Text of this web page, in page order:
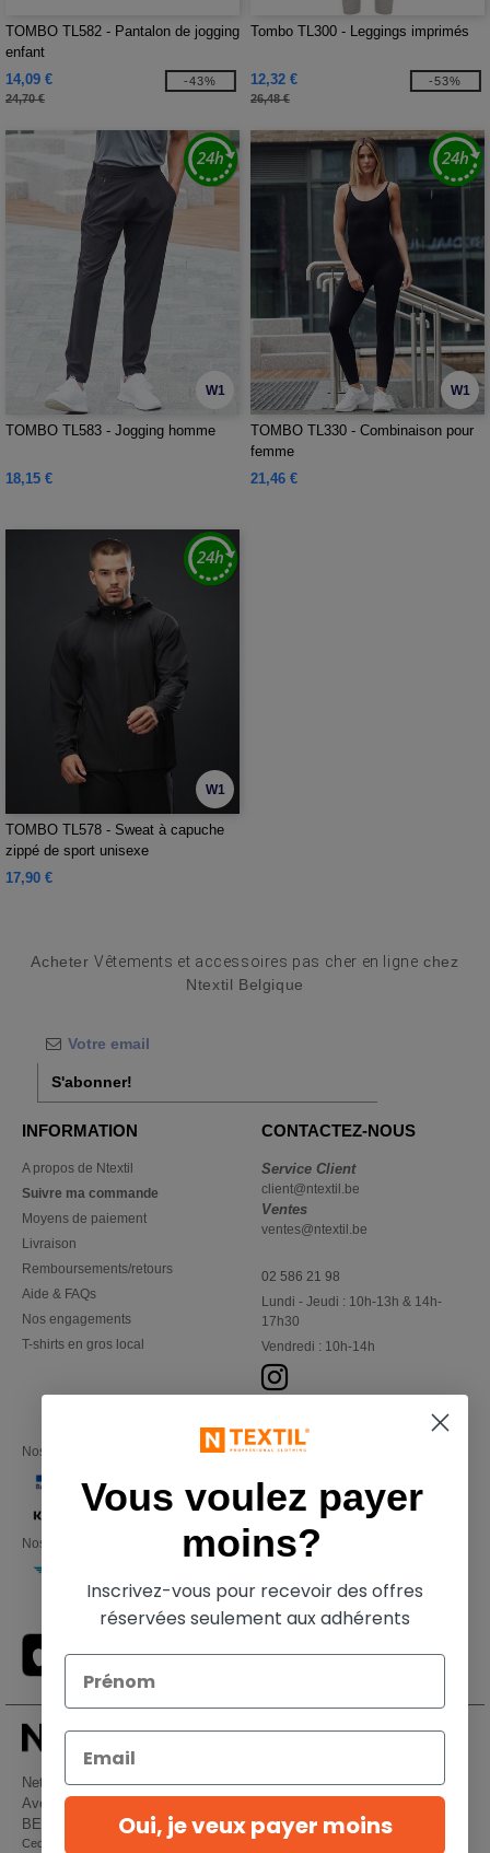
TOMBO TL582 - Pantalon de jogging
enfant
14,09 €
24,70 €
-43%
Tombo TL300 - Leggings imprimés
12,32 €
26,48 €
-53%
W1
TOMBO TL583 - Jogging homme
18,15 €
W1
TOMBO TL330 - Combinaison pour
femme
21,46 €
W1
TOMBO TL578 - Sweat à capuche
zippé de sport unisexe
17,90 €
AcheterVêtements et accessoires pas cher en ligne chez
Ntextil Belgique
S'abonner!
INFORMATION
A propos de Ntextil
Suivre ma commande
Moyens de paiement
Livraison
Remboursements/retours
Aide & FAQs
Nos engagements
T-shirts en gros local
CONTACTEZ-NOUS
Service Client
client@ntextil.be
Ventes
ventes@ntextil.be
02 586 21 98
Lundi - Jeudi : 10h-13h & 14h-
17h30
Vendredi : 10h-14h
Nos partenaires financiers
Nos transporteurs
Netenders Belgium SRL
Avenue Hermann-Debroux 54, 1160, Bruxelles
BE61 3632 1629 8017
Ceci n'est PAS l'adresse de retour. Pour les retours, voir ici
Vous voulez payer
moins?
Inscrivez-vous pour recevoir des offres
réservées seulement aux adhérents
Oui, je veux payer moins